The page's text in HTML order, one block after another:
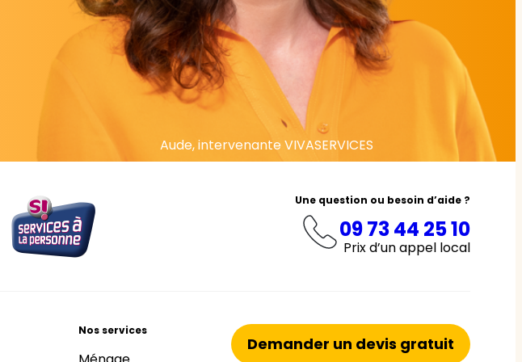
Aude, intervenante VIVASERVICES
Une question ou besoin d’aide ?
09 73 44 25 10
Prix d’un appel local
Nos services
Demander un devis gratuit